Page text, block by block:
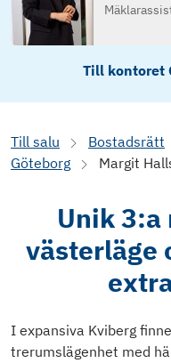
Till kontoret
Till salu Bostadsrätt
Göteborg
Margit
Unik 3:a
västerläge
I expansiva Kviberg
trerumslägenhet med